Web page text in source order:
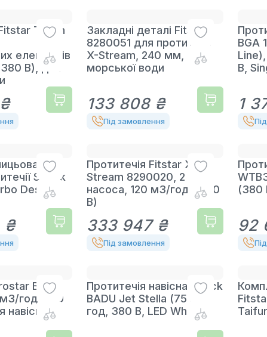
Taifun
елементів
В), для
Закладні деталі Fitstar
8280051 для протитечії
X-Stream, 240 мм, для
морської води
133 808 ₴
Під замовлення
BGA
В,
1
Speck
Design 1
₴
Протитечія Fitstar X-
Stream 8290020, 2
насоса, 120 м3/год, (380
В)
333 947 ₴
Під замовлення
(380
92
BGA
год, 230
Протитечія навісна Speck
BADU Jet Stella (75 м3/
год, 380 В, LED White)